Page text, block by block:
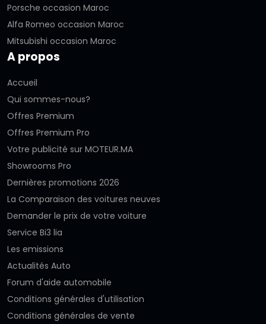
Porsche occasion Maroc
Alfa Romeo occasion Maroc
Mitsubishi occasion Maroc
A propos
Accueil
Qui sommes-nous?
Offres Premium
Offres Premium Pro
Votre publicité sur MOTEUR.MA
Showrooms Pro
Dernières promotions 2026
La Comparaison des voitures neuves
Demander le prix de votre voiture
Service Bi3 lia
Les emissions
Actualités Auto
Forum d'aide automobile
Conditions générales d'utilisation
Conditions générales de vente